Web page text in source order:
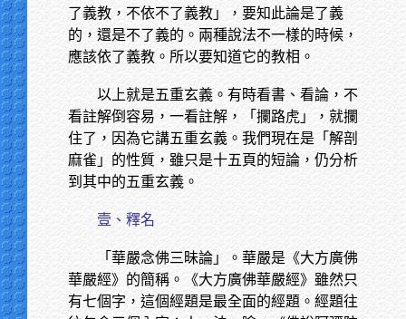
了義教，不依不了義教」，要知此論是了義
的，還是不了義的。兩種說法不一樣的時候，
應該依了義教。所以要知道它的教相。
以上就是五重玄義。有時看書、看論，不
看註解倒容易，一看註解，「攔路虎」，就攔
住了，因為它講五重玄義。我們現在是「解剖
麻雀」的性質，雖只是十五頁的短論，仍分析
到其中的五重玄義。
壹、釋名
「華嚴念佛三昧論」。華嚴是《大方廣佛
華嚴經》的簡稱。《大方廣佛華嚴經》雖然只
有七個字，這個經題是最全面的經題。經題往